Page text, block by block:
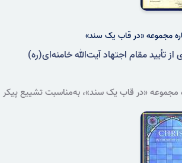
مجموعه «در قاب یک سند»
تأیید مقام اجتهاد آیت‌الله خامنه‌ای(ره)
مجموعه «در قاب یک سند»، به‌مناسبت تشییع پیکر
علمای برجسته حوزه علمیه درباره مقام علمی،
اختصاص یافت.